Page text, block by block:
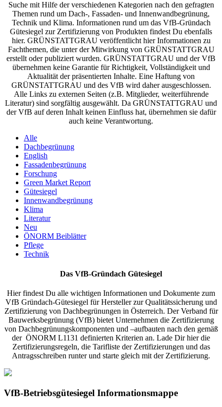
Suche mit Hilfe der verschiedenen Kategorien nach den gefragten
Themen rund um Dach-, Fassaden- und Innenwandbegrünung,
Technik und Klima. Informationen rund um das VfB-Gründach
Gütesiegel zur Zertifizierung von Produkten findest Du ebenfalls
hier. GRÜNSTATTGRAU veröffentlicht hier Informationen zu
Fachthemen, die unter der Mitwirkung von GRÜNSTATTGRAU
erstellt oder publiziert wurden. GRÜNSTATTGRAU und der VfB
übernehmen keine Garantie für Richtigkeit, Vollständigkeit und
Aktualität der präsentierten Inhalte. Eine Haftung von
GRÜNSTATTGRAU und des VfB wird daher ausgeschlossen.
Alle Links zu externen Seiten (z.B. Mitglieder, weiterführende
Literatur) sind sorgfältig ausgewählt. Da GRÜNSTATTGRAU und
der VfB auf deren Inhalt keinen Einfluss hat, übernehmen sie dafür
auch keine Verantwortung.
Alle
Dachbegrünung
English
Fassadenbegrünung
Forschung
Green Market Report
Gütesiegel
Innenwandbegrünung
Klima
Literatur
Neu
ÖNORM Beiblätter
Pflege
Technik
Das VfB-Gründach Gütesiegel
Hier findest Du alle wichtigen Informationen und Dokumente zum
VfB Gründach-Gütesiegel für Hersteller zur Qualitätssicherung und
Zertifizierung von Dachbegrünungen in Österreich. Der Verband für
Bauwerksbegrünung (VfB) bietet Unternehmen die Zertifizierung
von Dachbegrünungskomponenten und –aufbauten nach den gemäß
der ÖNORM L1131 definierten Kriterien an. Lade Dir hier die
Zertifizierungsregeln, die Tarifliste der Zertifizierungen und das
Antragsschreiben runter und starte gleich mit der Zertifizierung.
VfB-Betriebsgütesiegel Informationsmappe